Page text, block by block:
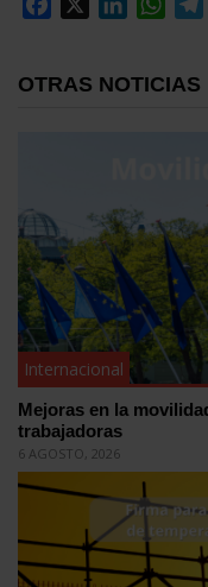
OTRAS NOTICIAS
Internacional
Mejoras en la
trabajadoras
6 AGOSTO, 2026